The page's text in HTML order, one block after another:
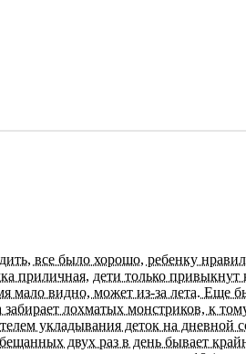
все было хорошо, ребенку
приличная, дети только привыкнут
мало видно, может из-за лета. Еще
лохматых монстриков, к
укладывания деток на дневной
двух раз в день бывает